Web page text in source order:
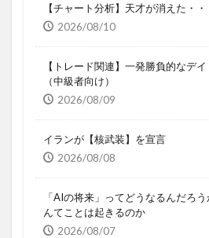
【チャート分析】天才が消えた・・
2026/08/10
【トレード関連】一発勝負的なデ
（中級者向け）
2026/08/09
イランが【核武装】を宣言
2026/08/08
「AIの将来」ってどうなるんだろ
んてことは起きるのか
2026/08/07